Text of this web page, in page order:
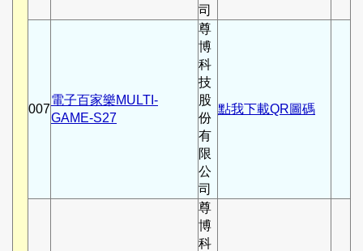
司
007
電子百家樂MULTI-
GAME-S27
尊
博
科
技
股
份
有
限
公
司
點我下載QR圖碼
尊
博
科